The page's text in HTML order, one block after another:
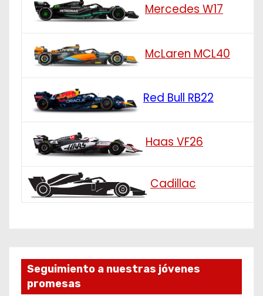
Mercedes W17
McLaren MCL40
Red Bull RB22
Haas VF26
Cadillac
Seguimiento a nuestras jóvenes
promesas